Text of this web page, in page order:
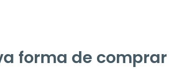
forma de comprar